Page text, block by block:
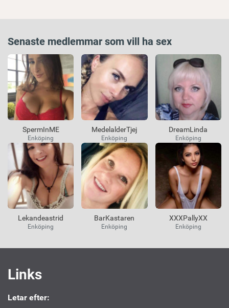
Senaste medlemmar som vill ha sex
SpermInME
Enköping
MedelalderTjej
Enköping
DreamLinda
Enköping
Lekandeastrid
Enköping
BarKastaren
Enköping
XXXPallyXX
Enköping
Användbara
länkar
Links
Letar efter: